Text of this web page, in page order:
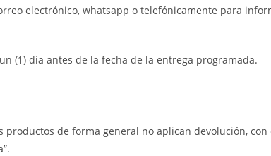
electrónico, whatsapp o telefónicamente para
(1) día antes de la fecha de la entrega programada.
de forma general no aplican devolución, con